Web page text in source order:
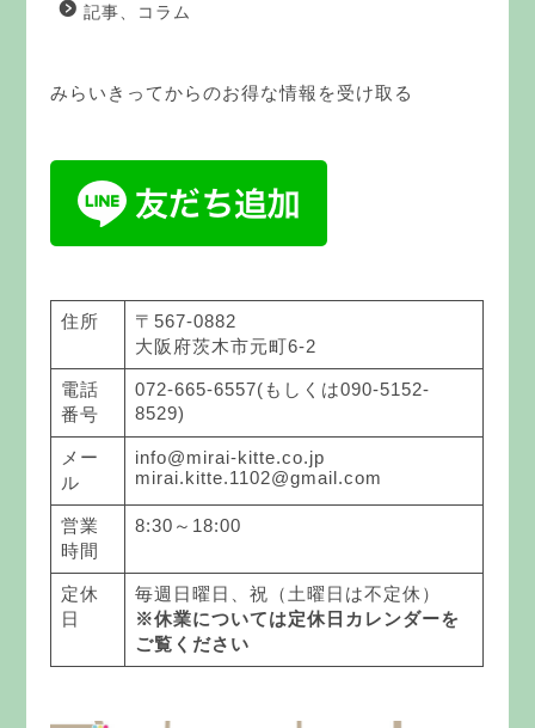
記事、コラム
みらいきってからのお得な情報を受け取る
住所
〒567-0882
大阪府茨木市元町6-2
電話
番号
072-665-6557(もしくは090-5152-
8529)
メー
ル
info@mirai-kitte.co.jp
mirai.kitte.1102@gmail.com
営業
時間
8:30～18:00
定休
日
毎週日曜日、祝（土曜日は不定休）
※休業については定休日カレンダーを
ご覧ください